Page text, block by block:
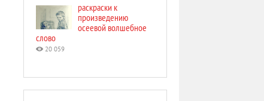
раскраски к
произведению
осеевой волшебное
слово
20 059